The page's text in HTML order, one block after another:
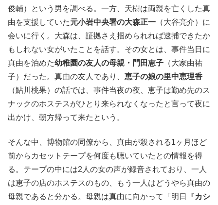
俊輔）という男を調べる。一方、天樹は両親を亡くした真
由を支援していた元小岩中央署の大森正一 （大谷亮介）に
会いに行く。大森は、証拠さえ掴められれば逮捕できたか
もしれない女がいたことを話す。その女とは、事件当日に
真由を泊めた幼稚園の友人の母親・門田恵子 （大家由祐
子）だった。真由の友人であり、 恵子の娘の里中恵理香
（鮎川桃果）の話では、事件当夜の夜、恵子は勤め先のス
ナックのホステスがひとり来られなくなったと言って夜に
出かけ、朝方帰って来たという。
そんな中、博物館の同僚から、真由が殺される1ヶ月ほど
前からカセットテープを何度も聴いていたとの情報を得
る。テープの中には2人の女の声が録音されており、一人
は恵子の店のホステスのもの、もう一人はどうやら真由の
母親であると分かる。母親は真由に向かって「明日『カシ